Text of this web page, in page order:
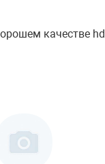
качестве hd